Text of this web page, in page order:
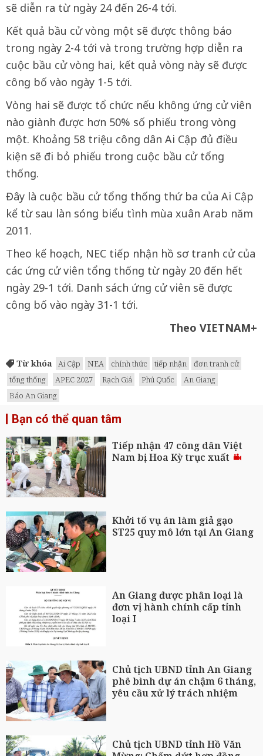
sẽ diễn ra từ ngày 24 đến 26-4 tới.
Kết quả bầu cử vòng một sẽ được thông báo
trong ngày 2-4 tới và trong trường hợp diễn ra
cuộc bầu cử vòng hai, kết quả vòng này sẽ được
công bố vào ngày 1-5 tới.
Vòng hai sẽ được tổ chức nếu không ứng cử viên
nào giành được hơn 50% số phiếu trong vòng
một. Khoảng 58 triệu công dân Ai Cập đủ điều
kiện sẽ đi bỏ phiếu trong cuộc bầu cử tổng
thống.
Đây là cuộc bầu cử tổng thống thứ ba của Ai Cập
kể từ sau làn sóng biểu tình mùa xuân Arab năm
2011.
Theo kế hoạch, NEC tiếp nhận hồ sơ tranh cử của
các ứng cử viên tổng thống từ ngày 20 đến hết
ngày 29-1 tới. Danh sách ứng cử viên sẽ được
công bố vào ngày 31-1 tới.
Theo VIETNAM+
Từ khóa Ai Cập NEA chính thức tiếp nhận
đơn tranh cử
tổng thống
APEC 2027 Rạch Giá Phú Quốc
An Giang
Báo An Giang
Bạn có thể quan tâm
Tiếp nhận 47 công dân Việt
Nam bị Hoa Kỳ trục xuất
Khởi tố vụ án làm giả gạo
ST25 quy mô lớn tại An Giang
An Giang được phân loại là
đơn vị hành chính cấp tỉnh
loại I
Chủ tịch UBND tỉnh An Giang
phê bình dự án chậm 6 tháng,
yêu cầu xử lý trách nhiệm
Chủ tịch UBND tỉnh Hồ Văn